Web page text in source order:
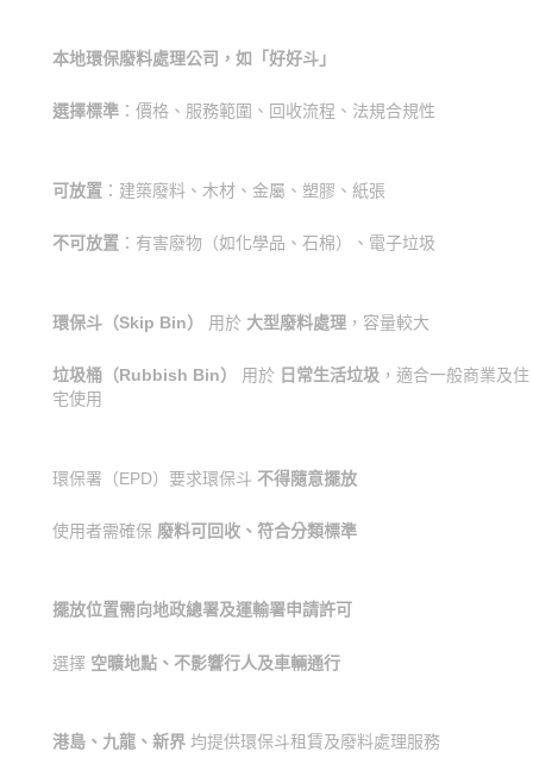
本地環保廢料處理公司，如「好好斗」
選擇標準：價格、服務範圍、回收流程、法規合規性
可放置：建築廢料、木材、金屬、塑膠、紙張
不可放置：有害廢物（如化學品、石棉）、電子垃圾
環保斗（Skip Bin） 用於 大型廢料處理，容量較大
垃圾桶（Rubbish Bin） 用於 日常生活垃圾 ，適合一般商業及住
宅使用
環保署（EPD）要求環保斗 不得隨意擺放
使用者需確保 廢料可回收、符合分類標準
擺放位置需向地政總署及運輸署申請許可
選擇 空曠地點、不影響行人及車輛通行
港島、九龍、新界均提供環保斗租賃及廢料處理服務